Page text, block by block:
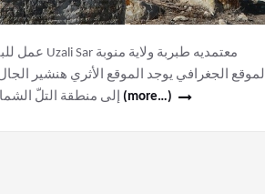
الموقع الجغرافي يوجد الموقع الأثري هنشير
(more…)